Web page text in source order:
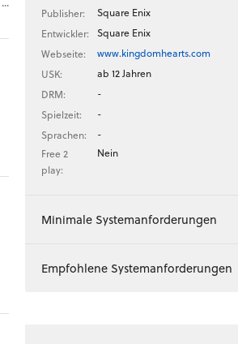
Publisher:
Square Enix
Entwickler:
Square Enix
Webseite:
www.kingdomhearts.com
USK:
ab 12 Jahren
DRM:
-
Spielzeit:
-
Sprachen:
-
Free 2
play:
Nein
Minimale Systemanforderungen
Empfohlene Systemanforderungen